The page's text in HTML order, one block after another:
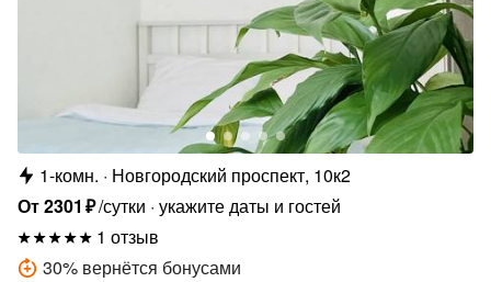
1-комн.
Новгородский проспект, 10к2
От2301 ₽/сутки укажите даты и гостей
1 отзыв
30% вернётся бонусами